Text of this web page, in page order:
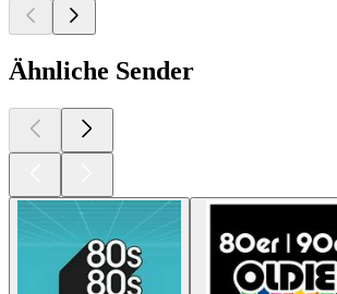
Ähnliche Sender